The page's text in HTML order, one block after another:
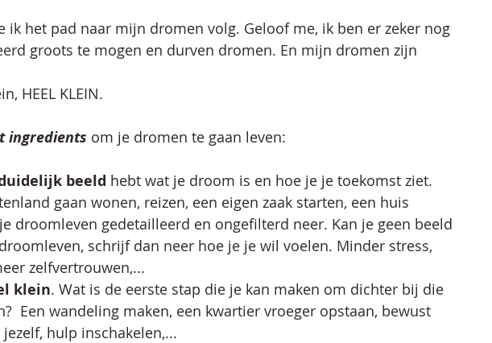
ik het pad naar mijn dromen volg. Geloof me, ik ben er zeker nog
groots te mogen en durven dromen. En mijn dromen zijn
HEEL KLEIN.
ingredients om je dromen te gaan leven:
beeld hebt wat je droom is en hoe je je toekomst ziet.
gaan wonen, reizen, een eigen zaak starten, een huis
droomleven gedetailleerd en ongefilterd neer. Kan je geen beeld
schrijf dan neer hoe je je wil voelen. Minder stress,
zelfvertrouwen,...
klein. Wat is de eerste stap die je kan maken om dichter bij die
Een wandeling maken, een kwartier vroeger opstaan, bewust
hulp inschakelen,...